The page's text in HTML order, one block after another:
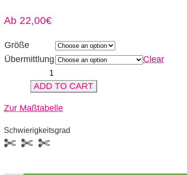
22,00€
Größe
Übermittlung
Clear
drugs
and
rock`n
ADD TO CART
Zur Maßtabelle
Schwierigkeitsgrad
1
2 3